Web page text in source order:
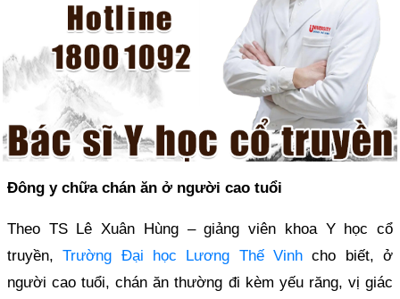
Đông y chữa chán ăn ở người cao tuổi
Theo TS Lê Xuân Hùng – giảng viên khoa Y học cổ
truyền,Trường Đại học Lương Thế Vinh cho biết, ở
người cao tuổi, chán ăn thường đi kèm yếu răng, vị giác